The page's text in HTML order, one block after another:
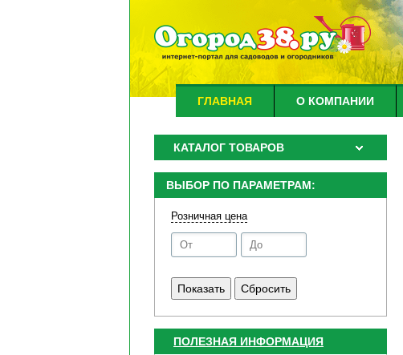
ГЛАВНАЯ О КОМПАНИИ
КАТАЛОГ ТОВАРОВ
ВЫБОР ПО ПАРАМЕТРАМ:
Розничная цена
ПОЛЕЗНАЯ ИНФОРМАЦИЯ